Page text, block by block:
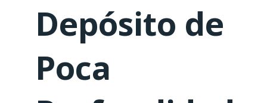
Depósito de
Poca